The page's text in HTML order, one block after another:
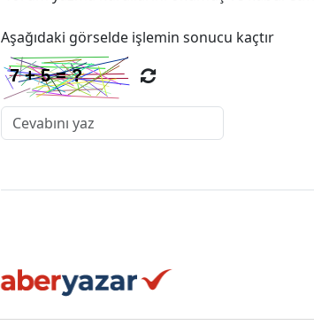
Aşağıdaki görselde işlemin sonucu kaçtır